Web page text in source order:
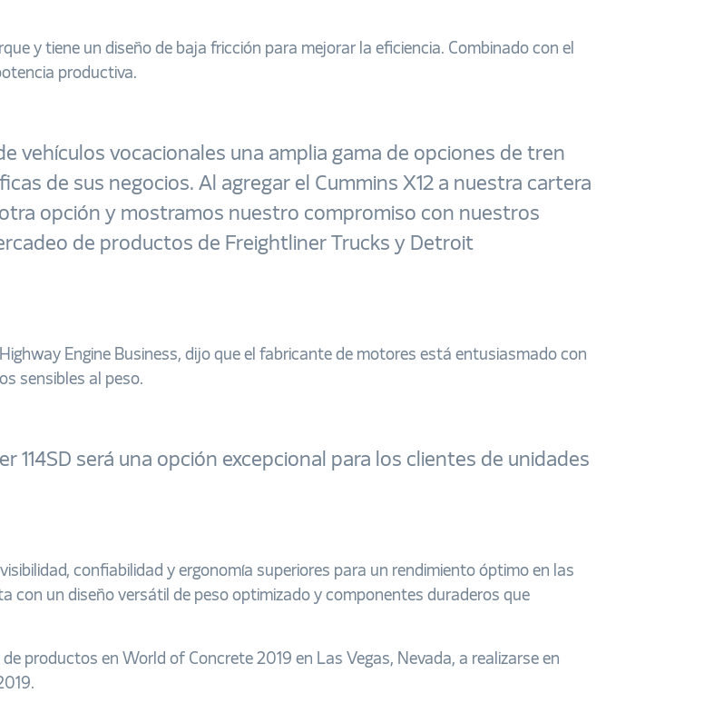
y tiene un diseño de baja fricción para mejorar la eficiencia. Combinado con el
productiva.
vehículos vocacionales una amplia gama de opciones de tren
de sus negocios. Al agregar el Cummins X12 a nuestra cartera
opción y mostramos nuestro compromiso con nuestros
de productos de Freightliner Trucks y Detroit
Engine Business, dijo que el fabricante de motores está entusiasmado con
sensibles al peso.
114SD será una opción excepcional para los clientes de unidades
confiabilidad y ergonomía superiores para un rendimiento óptimo en las
con un diseño versátil de peso optimizado y componentes duraderos que
productos en World of Concrete 2019 en Las Vegas, Nevada, a realizarse en